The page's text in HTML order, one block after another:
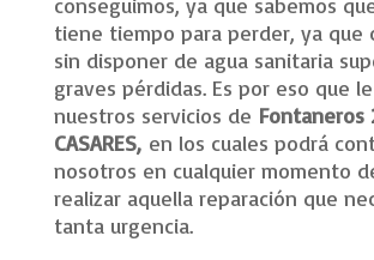
tiene tiempo para perder, ya que
sin disponer de agua sanitaria
graves pérdidas. Es por eso que
nuestros servicios de Fontaneros
CASARES, en los cuales podrá
nosotros en cualquier momento
realizar aquella reparación que
tanta urgencia.